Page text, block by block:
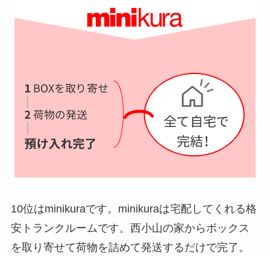
10位はminikuraです。minikuraは宅配してくれる格
安トランクルームです。西小山の家からボックス
を取り寄せて荷物を詰めて発送するだけで完了。